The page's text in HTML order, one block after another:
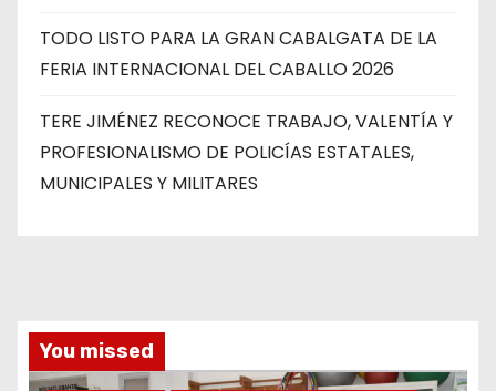
TODO LISTO PARA LA GRAN CABALGATA DE LA
FERIA INTERNACIONAL DEL CABALLO 2026
TERE JIMÉNEZ RECONOCE TRABAJO, VALENTÍA Y
PROFESIONALISMO DE POLICÍAS ESTATALES,
MUNICIPALES Y MILITARES
You missed